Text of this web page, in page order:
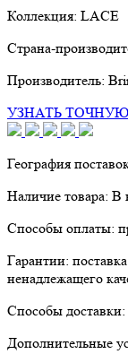
Коллекция: LACE
Страна-
Производитель:
УЗНАТЬ
География
Наличие товара: В
Способы оплаты:
Гарантии:
ненадлежащего
Способы доставки:
Дополнительные